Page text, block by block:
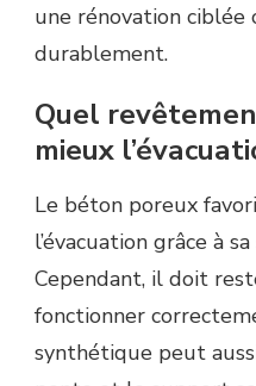
une rénovation
durablement.
Quel
mieux
Le béton poreux
l’évacuation grâce à
Cependant, il doit
fonctionner
synthétique peut